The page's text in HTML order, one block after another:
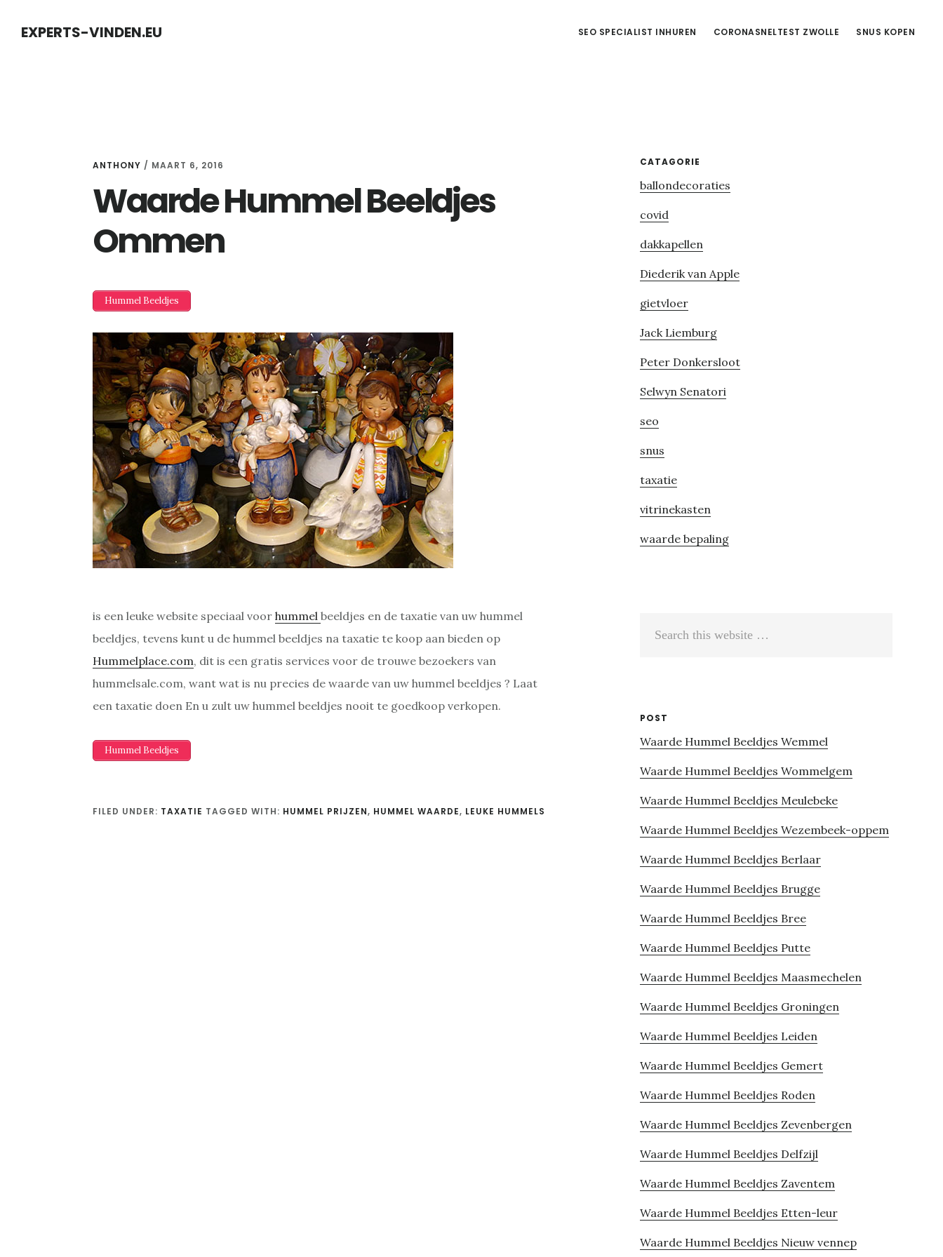
EXPERTS-VINDEN.EU SEO SPECIALIST INHUREN CORONASNELTEST ZWOLLE SNUS KOPEN
ANTHONY / MAART 6, 2016
Waarde Hummel Beeldjes
Ommen
Hummel Beeldjes
is een leuke website speciaal voor hummel beeldjes en de taxatie van uw hummel
beeldjes, tevens kunt u de hummel beeldjes na taxatie te koop aan bieden op
Hummelplace.com, dit is een gratis services voor de trouwe bezoekers van
hummelsale.com, want wat is nu precies de waarde van uw hummel beeldjes ? Laat
een taxatie doen En u zult uw hummel beeldjes nooit te goedkoop verkopen.
Hummel Beeldjes
FILED UNDER: TAXATIE TAGGED WITH: HUMMEL PRIJZEN, HUMMEL WAARDE, LEUKE HUMMELS
Primary
Sidebar
CATAGORIE
ballondecoraties
covid
dakkapellen
Diederik van Apple
gietvloer
Jack Liemburg
Peter Donkersloot
Selwyn Senatori
seo
snus
taxatie
vitrinekasten
waarde bepaling
POST
Waarde Hummel Beeldjes Wemmel
Waarde Hummel Beeldjes Wommelgem
Waarde Hummel Beeldjes Meulebeke
Waarde Hummel Beeldjes Wezembeek-oppem
Waarde Hummel Beeldjes Berlaar
Waarde Hummel Beeldjes Brugge
Waarde Hummel Beeldjes Bree
Waarde Hummel Beeldjes Putte
Waarde Hummel Beeldjes Maasmechelen
Waarde Hummel Beeldjes Groningen
Waarde Hummel Beeldjes Leiden
Waarde Hummel Beeldjes Gemert
Waarde Hummel Beeldjes Roden
Waarde Hummel Beeldjes Zevenbergen
Waarde Hummel Beeldjes Delfzijl
Waarde Hummel Beeldjes Zaventem
Waarde Hummel Beeldjes Etten-leur
Waarde Hummel Beeldjes Nieuw vennep